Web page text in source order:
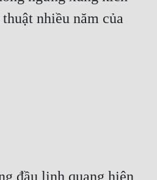
nhiều năm của